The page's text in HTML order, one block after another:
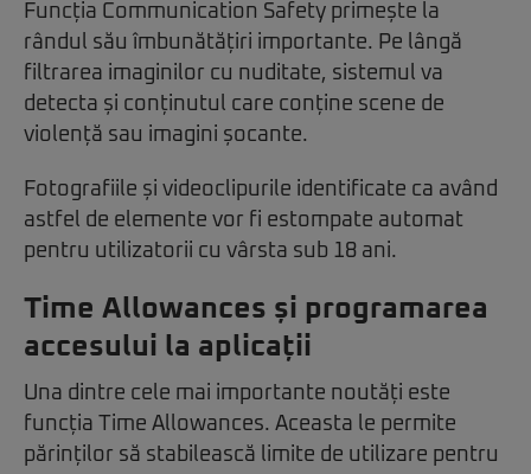
Funcția Communication Safety primește la
rândul său îmbunătățiri importante. Pe lângă
filtrarea imaginilor cu nuditate, sistemul va
detecta și conținutul care conține scene de
violență sau imagini șocante.
Fotografiile și videoclipurile identificate ca având
astfel de elemente vor fi estompate automat
pentru utilizatorii cu vârsta sub 18 ani.
Time Allowances și programarea
accesului la aplicații
Una dintre cele mai importante noutăți este
funcția Time Allowances. Aceasta le permite
părinților să stabilească limite de utilizare pentru